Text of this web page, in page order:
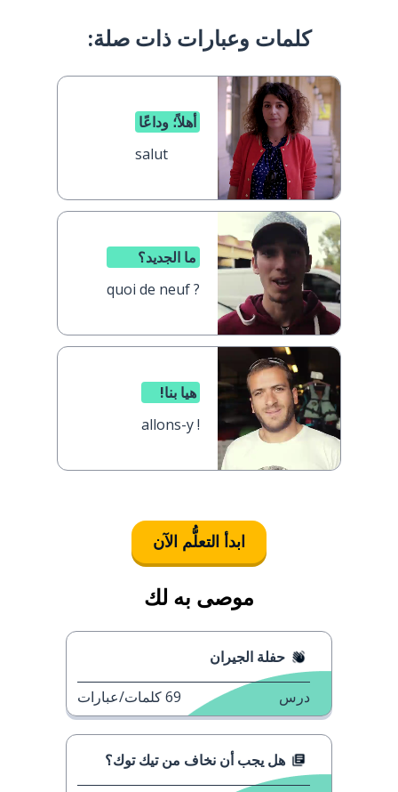
كلمات وعبارات ذات صلة:
أهلاً؛ وداعًا
salut
ما الجديد؟
quoi de neuf ?
هيا بنا!
allons-y !
ابدأ التعلُّم الآن
موصى به لك
حفلة الجيران
درس 69كلمات/عبارات
هل يجب أن نخاف من تيك توك؟